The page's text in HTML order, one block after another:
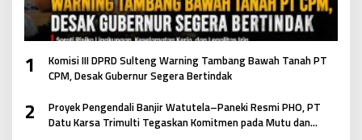
1
Komisi III DPRD Sulteng Warning Tambang Bawah Tanah PT
CPM, Desak Gubernur Segera Bertindak
2
Proyek Pengendali Banjir Watutela–Paneki Resmi PHO, PT
Datu Karsa Trimulti Tegaskan Komitmen pada Mutu dan